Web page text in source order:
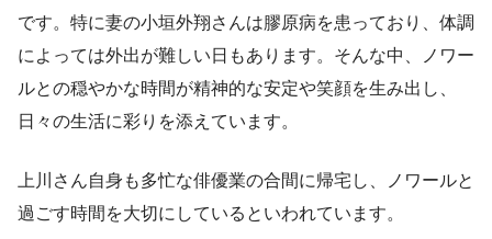
です。特に妻の小垣外翔さんは膠原病を患っており、体調
によっては外出が難しい日もあります。そんな中、ノワー
ルとの穏やかな時間が精神的な安定や笑顔を生み出し、
日々の生活に彩りを添えています。
上川さん自身も多忙な俳優業の合間に帰宅し、ノワールと
過ごす時間を大切にしているといわれています。